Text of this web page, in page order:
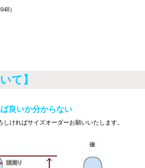
048）
て】
良いか分からない
ければサイズオーダーお願いいたします。